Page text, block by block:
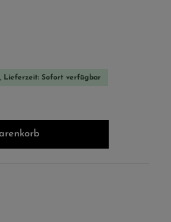
Lieferzeit: Sofort verfügbar